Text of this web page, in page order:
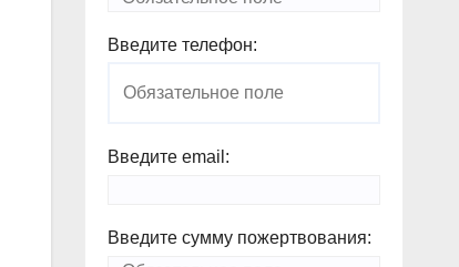
Введите телефон:
Введите email:
Введите сумму пожертвования: